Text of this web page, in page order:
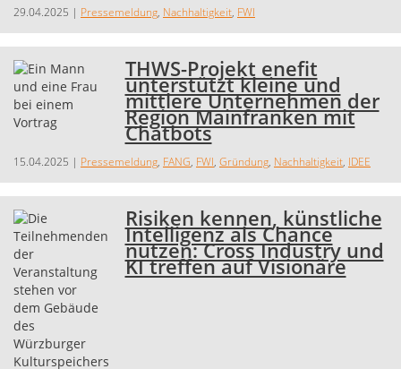
29.04.2025 | Pressemeldung, Nachhaltigkeit, FWI
THWS-Projekt enefit
unterstützt kleine und
mittlere Unternehmen der
Region Mainfranken mit
Chatbots
15.04.2025 | Pressemeldung, FANG, FWI, Gründung, Nachhaltigkeit, IDEE
Risiken kennen, künstliche
Intelligenz als Chance
nutzen: Cross Industry und
KI treffen auf Visionäre